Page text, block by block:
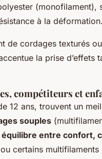
(monofilament),
à la déformation.
de cordages texturés
la prise d’effets
compétiteurs et
12 ans, trouvent un
souples
équilibre entre confort,
certains multifilaments